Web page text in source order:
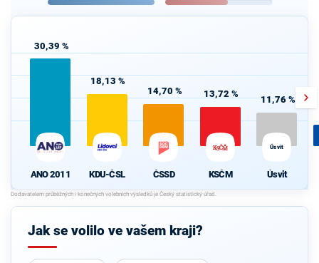
30,39 %
ANO 2011
18,13 %
KDU-ČSL
14,70 %
ČSSD
13,72 %
KSČM
11,76 %
Úsvit
Úsvit
Jak se volilo ve vašem kraji?